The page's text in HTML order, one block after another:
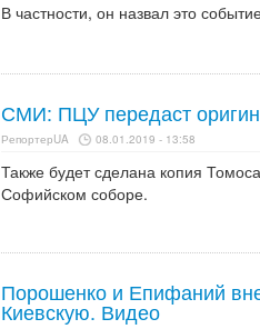
В частности, он назвал это
СМИ: ПЦУ передаст
РепортерUA 08.01.2019 - 13:58
Также будет сделана копия
Софийском соборе.
Порошенко и Епифаний
Киевскую. Видео